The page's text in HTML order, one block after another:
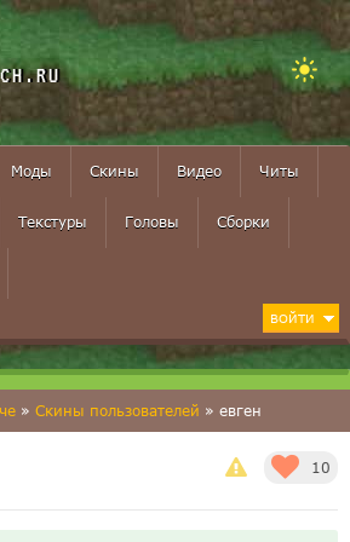
Моды Скины Видео Читы
Текстуры Головы Сборки
ВОЙТИ
» Скины пользователей » евген
10